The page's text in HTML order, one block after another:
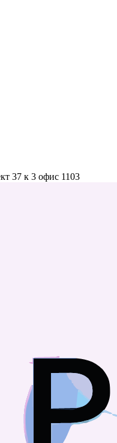
37 к 3 офис 1103